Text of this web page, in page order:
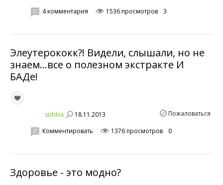
4 комментария 1536 просмотров 3
Элеутерококк?! Видели, слышали, но не
знаем…все о полезном экстракте И
БАДе!
siddxa 18.11.2013 Пожаловаться
Комментировать 1376 просмотров 0
Здоровье - это модно?